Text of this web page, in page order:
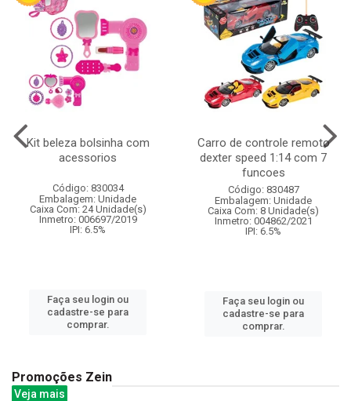
Kit beleza bolsinha com
acessorios
Código: 830034
Embalagem: Unidade
Caixa Com: 24 Unidade(s)
Inmetro: 006697/2019
IPI: 6.5%
Faça seu login ou
cadastre-se para
comprar.
Carro de controle remoto
dexter speed 1:14 com 7
funcoes
Código: 830487
Embalagem: Unidade
Caixa Com: 8 Unidade(s)
Inmetro: 004862/2021
IPI: 6.5%
Faça seu login ou
cadastre-se para
comprar.
Promoções Zein
Veja mais